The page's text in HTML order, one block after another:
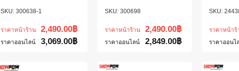
300638-1
ราคาหน้าร้าน 2,490.00฿
ราคาออนไลน์ 3,069.00฿
300698
ราคาหน้าร้าน 2,490.00฿
ราคาออนไลน์ 2,849.00฿
ราคาหน้าร้
ราคาออนไ